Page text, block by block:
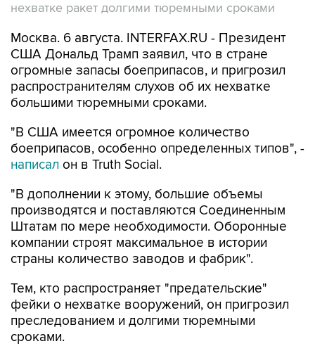
нехватке ракет долгими тюремными сроками
Москва. 6 августа. INTERFAX.RU - Президент
США Дональд Трамп заявил, что в стране
огромные запасы боеприпасов, и пригрозил
распространителям слухов об их нехватке
большими тюремными сроками.
"В США имеется огромное количество
боеприпасов, особенно определенных типов", -
написал он в Truth Social.
"В дополнении к этому, большие объемы
производятся и поставляются Соединенным
Штатам по мере необходимости. Оборонные
компании строят максимальное в истории
страны количество заводов и фабрик".
Тем, кто распространяет "предательские"
фейки о нехватке вооружений, он пригрозил
преследованием и долгими тюремными
сроками.